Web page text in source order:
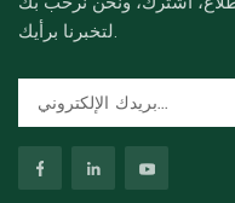
لتخبرنا برأيك.